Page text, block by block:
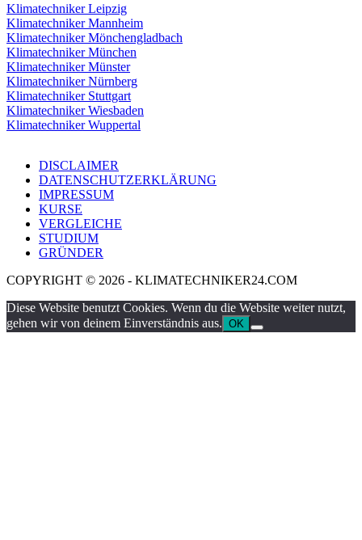
Klimatechniker Leipzig
Klimatechniker Mannheim
Klimatechniker Mönchengladbach
Klimatechniker München
Klimatechniker Münster
Klimatechniker Nürnberg
Klimatechniker Stuttgart
Klimatechniker Wiesbaden
Klimatechniker Wuppertal
DISCLAIMER
DATENSCHUTZERKLÄRUNG
IMPRESSUM
KURSE
VERGLEICHE
STUDIUM
GRÜNDER
COPYRIGHT © 2026 - KLIMATECHNIKER24.COM
Diese Website benutzt Cookies. Wenn du die Website weiter nutzt,
gehen wir von deinem Einverständnis aus. OK